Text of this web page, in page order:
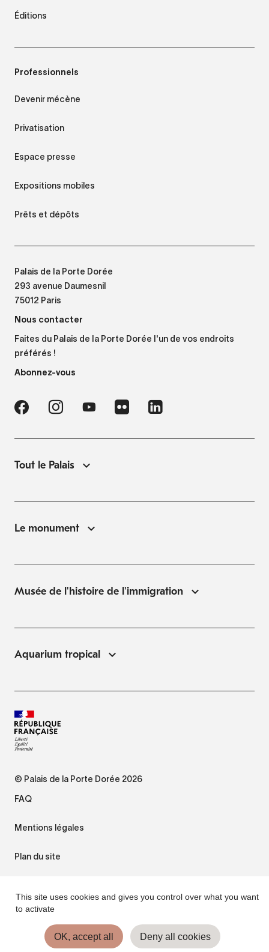
Éditions
Professionnels
Devenir mécène
Privatisation
Espace presse
Expositions mobiles
Prêts et dépôts
Palais de la Porte Dorée
293 avenue Daumesnil
75012 Paris
Nous contacter
Faites du Palais de la Porte Dorée l'un de vos endroits
préférés !
Abonnez-vous
Tout le Palais
Le monument
Musée de l'histoire de l'immigration
Aquarium tropical
© Palais de la Porte Dorée 2026
FAQ
Mentions légales
Plan du site
Gestion des cookies
This site uses cookies and gives you control over what you want
to activate
OK, accept all Deny all cookies